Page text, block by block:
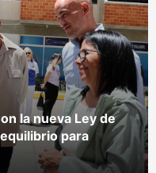
la nueva Ley de
para